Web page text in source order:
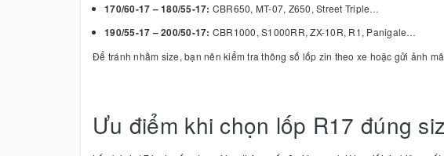
170/60-17 – 180/55-17: CBR650, MT-07, Z650, Street Triple…
190/55-17 – 200/50-17: CBR1000, S1000RR, ZX-10R, R1, Panigale…
Để tránh nhầm size, bạn nên kiểm tra thông số lốp zin theo xe hoặc gửi ảnh
Ưu điểm khi chọn lốp R17 đúng